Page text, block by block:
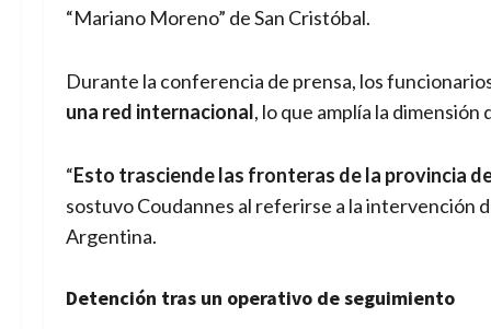
“Mariano Moreno” de San Cristóbal.
Durante la conferencia de prensa, los
una red internacional, lo que amplía la dimensión
“Esto trasciende las fronteras de la provincia
sostuvo Coudannes al referirse a la intervención
Argentina.
Detención tras un operativo de seguimiento